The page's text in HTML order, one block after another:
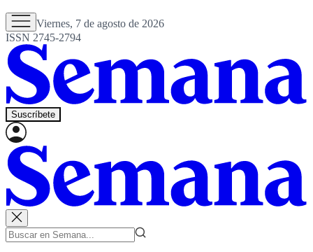
Viernes, 7 de agosto de 2026
ISSN 2745-2794
Suscríbete